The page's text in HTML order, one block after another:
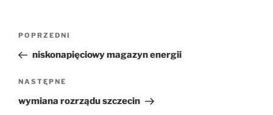
Nawigacja
Poprzedni
wpis
POPRZEDNI
niskonapięciowy magazyn energii
Następny
wpis
NASTĘPNE
wymiana rozrządu szczecin